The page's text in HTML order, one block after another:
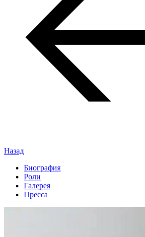
Назад
Биография
Роли
Галерея
Пресса